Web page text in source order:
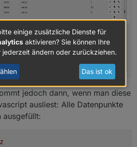
jedoch dann, wenn man diese
ausliest: Alle Datenpunkte
ausgefüllt:
einige zusätzliche Dienste für
aktivieren? Sie können Ihre
ändern oder zurückziehen.
Das ist ok